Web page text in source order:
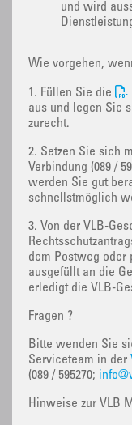
und wird
Wie vorgehen,
1. Füllen Sie die
aus und legen Sie
zurecht.
2. Setzen Sie sich
Verbindung (089 /
werden Sie gut
schnellstmöglich
3. Von der VLB-
dem Postweg oder
ausgefüllt an die
erledigt die VLB-
Fragen ?
Bitte wenden Sie
Serviceteam in der
(089 / 595270;
Hinweise zur VLB